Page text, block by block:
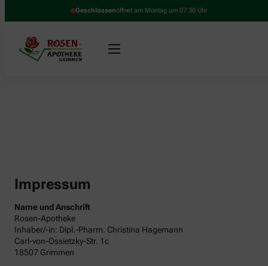
Geschlossenöffnet am Montag um 07:30 Uhr
Impressum
Name und Anschrift
Rosen-Apotheke
Inhaber/-in: Dipl.-Pharm. Christina Hagemann
Carl-von-Ossietzky-Str. 1c
18507 Grimmen